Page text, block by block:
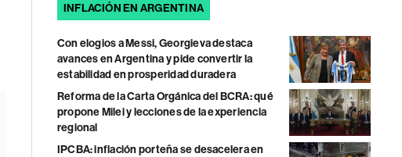
INFLACIÓN EN ARGENTINA
Con elogios a Messi, Georgieva destaca
avances en Argentina y pide convertir la
estabilidad en prosperidad duradera
Reforma de la Carta Orgánica del BCRA: qué
propone Milei y lecciones de la experiencia
regional
IPCBA: inflación porteña se desacelera en